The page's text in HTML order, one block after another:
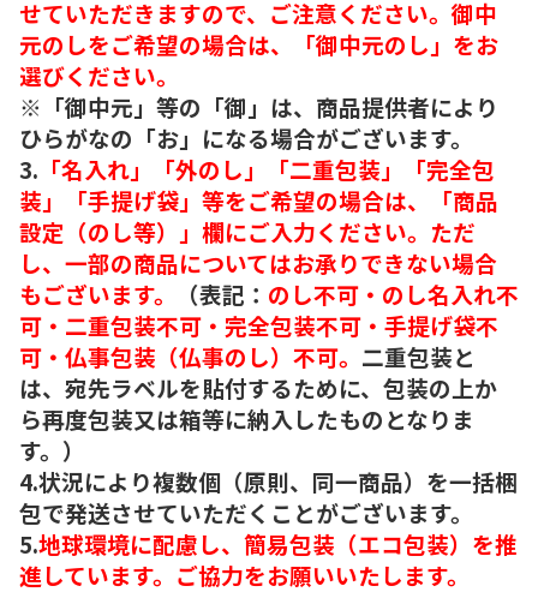
せていただきますので、ご注意ください。御中
元のしをご希望の場合は、「御中元のし」をお
選びください。
※「御中元」等の「御」は、商品提供者により
ひらがなの「お」になる場合がございます。
3. 「名入れ」「外のし」「二重包装」「完全包
装」「手提げ袋」等をご希望の場合は、「商品
設定（のし等）」欄にご入力ください。ただ
し、一部の商品についてはお承りできない場合
もございます。
（表記： のし不可・のし名入れ不
可・二重包装不可・完全包装不可・手提げ袋不
可・仏事包装（仏事のし）不可。 二重包装と
は、宛先ラベルを貼付するために、包装の上か
ら再度包装又は箱等に納入したものとなりま
す。）
4.状況により複数個（原則、同一商品）を一括梱
包で発送させていただくことがございます。
5.地球環境に配慮し、簡易包装（エコ包装）を推
進しています。ご協力をお願いいたします。